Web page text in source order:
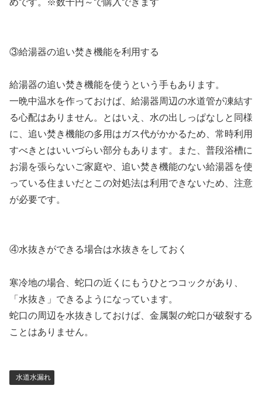
③給湯器の追い焚き機能を利用する
給湯器の追い焚き機能を使うという手もあります。
一晩中温水を作っておけば、給湯器周辺の水道管が凍結す
る心配はありません。とはいえ、水の出しっぱなしと同様
に、追い焚き機能の多用はガス代がかかるため、常時利用
すべきとはいいづらい部分もあります。また、普段浴槽に
お湯を張らないご家庭や、追い焚き機能のない給湯器を使
っている住まいだとこの対処法は利用できないため、注意
が必要です。
④水抜きができる場合は水抜きをしておく
寒冷地の場合、蛇口の近くにもうひとつコックがあり、
「水抜き」できるようになっています。
蛇口の周辺を水抜きしておけば、金属製の蛇口が破裂する
ことはありません。
水道水漏れ